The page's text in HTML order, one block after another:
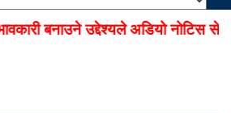
बनाउने उद्देश्यले अडियो नोटिस